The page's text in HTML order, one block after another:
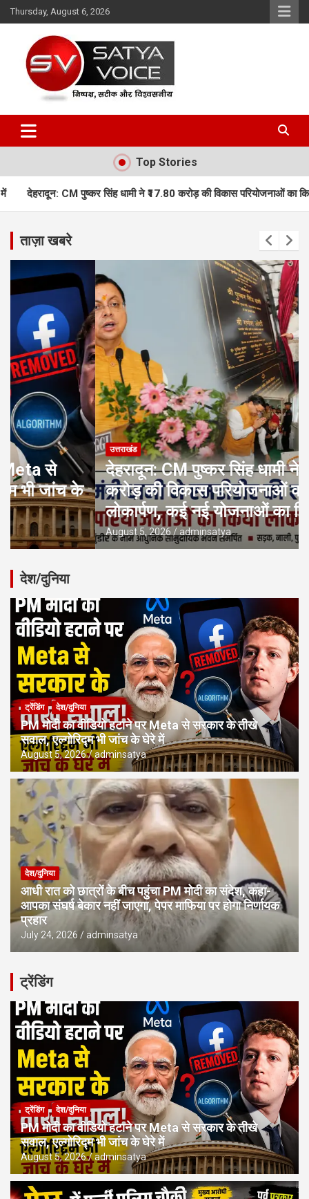
Skip
to
Thursday, August 6, 2026
Satya Voice
Top Stories
सिंह धामी ने ₹17.80 करोड़ की विकास परियोजनाओं का किया लोकार्पण, कई नई
ताज़ा खबरे
उत्तराखंड
देहरादून: CM पुष्कर सिंह धामी ने ₹17.80
करोड़ की विकास परियोजनाओं का किया
लोकार्पण, कई नई योजनाओं का शिलान्यास
August 5, 2026 adminsatya
देश/दुनिया
ट्रेंडिंग देश/दुनिया
PM मोदी का वीडियो हटाने पर Meta से सरकार के तीखे
सवाल, एल्गोरिद्म भी जांच के घेरे में
August 5, 2026 adminsatya
देश/दुनिया
आधी रात को छात्रों के बीच पहुंचा PM मोदी का संदेश, कहा-
आपका संघर्ष बेकार नहीं जाएगा, पेपर माफिया पर होगा निर्णायक
प्रहार
July 24, 2026 adminsatya
ट्रेंडिंग
ट्रेंडिंग देश/दुनिया
PM मोदी का वीडियो हटाने पर Meta से सरकार के तीखे
सवाल, एल्गोरिद्म भी जांच के घेरे में
August 5, 2026 adminsatya